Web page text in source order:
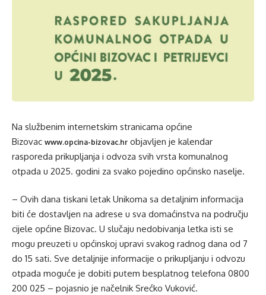
Na službenim internetskim stranicama općine
Bizovac www.opcina-bizovac.hr objavljen je kalendar
rasporeda prikupljanja i odvoza svih vrsta komunalnog
otpada u 2025. godini za svako pojedino općinsko naselje.
– Ovih dana tiskani letak Unikoma sa detaljnim informacija
biti će dostavljen na adrese u sva domaćinstva na području
cijele općine Bizovac. U slučaju nedobivanja letka isti se
mogu preuzeti u općinskoj upravi svakog radnog dana od 7
do 15 sati. Sve detaljnije informacije o prikupljanju i odvozu
otpada moguće je dobiti putem besplatnog telefona 0800
200 025 – pojasnio je načelnik Srećko Vuković.